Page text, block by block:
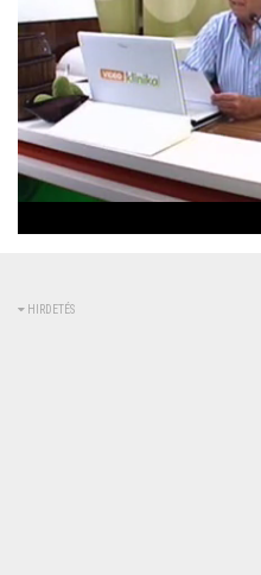
kikapcsolva0%
HIRDETÉS